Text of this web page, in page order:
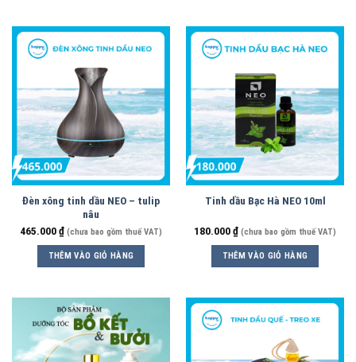
Đèn xông tinh dầu NEO – tulip
nâu
465.000₫ (chưa bao gồm thuế VAT)
THÊM VÀO GIỎ HÀNG
Tinh dầu Bạc Hà NEO 10ml
180.000₫ (chưa bao gồm thuế VAT)
THÊM VÀO GIỎ HÀNG